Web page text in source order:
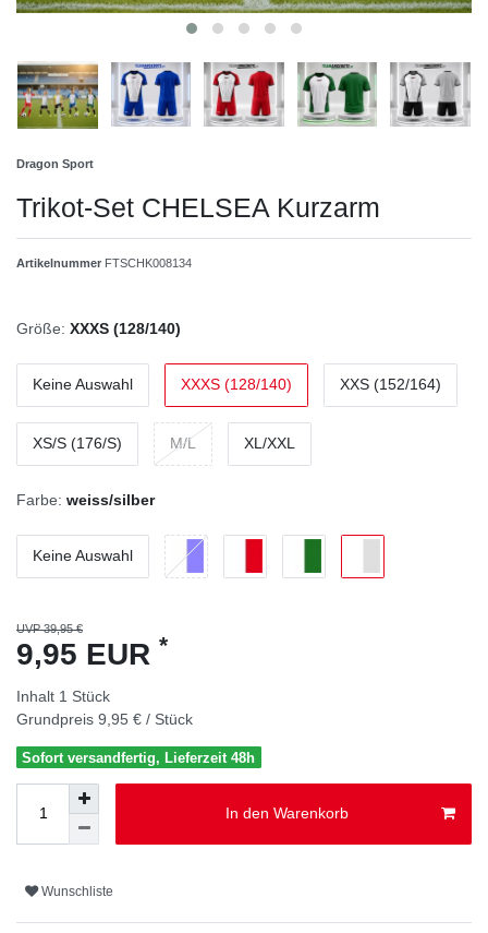
Dragon Sport
Trikot-Set CHELSEA Kurzarm
Artikelnummer FTSCHK008134
Größe: XXXS (128/140)
Keine Auswahl XXXS (128/140) XXS (152/164)
XS/S (176/S) M/L XL/XXL
Farbe: weiss/silber
Keine Auswahl
UVP 39,95 €
9,95 EUR *
Inhalt 1 Stück
Grundpreis 9,95 € / Stück
Sofort versandfertig, Lieferzeit 48h
In den Warenkorb
Wunschliste